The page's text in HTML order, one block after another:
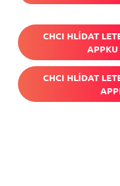
CHCI HLÍDAT
CHCI HLÍDAT